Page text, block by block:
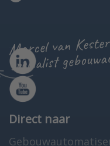
Marcel van
specialist
Direct naar